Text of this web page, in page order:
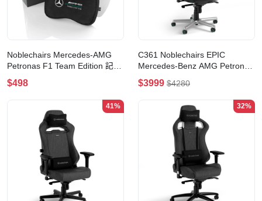
Noblechairs Mercedes-AMG
Petronas F1 Team Edition 記憶
海綿腰/頸枕套裝
$498
C361 Noblechairs EPIC
Mercedes-Benz AMG Petronas
Formula One Team Edition 電
競椅(包安裝服務)
$3999 $4280
41% 32%